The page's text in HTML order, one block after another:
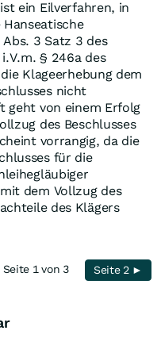
ein Eilverfahren, in
3 Satz 3 des
§ 246a des
Klageerhebung dem
nicht
geht von einem Erfolg
des Beschlusses
vorrangig, da die
für die
dem Vollzug des
des Klägers
Seite 1 von 3 Seite 2 ►